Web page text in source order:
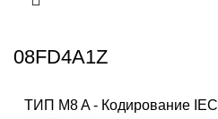
08FD4A1Z
ТИП M8 A - Кодирование IEC